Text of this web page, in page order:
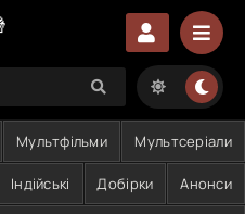
Мультфільми Мультсеріали
Індійські Добірки Анонси